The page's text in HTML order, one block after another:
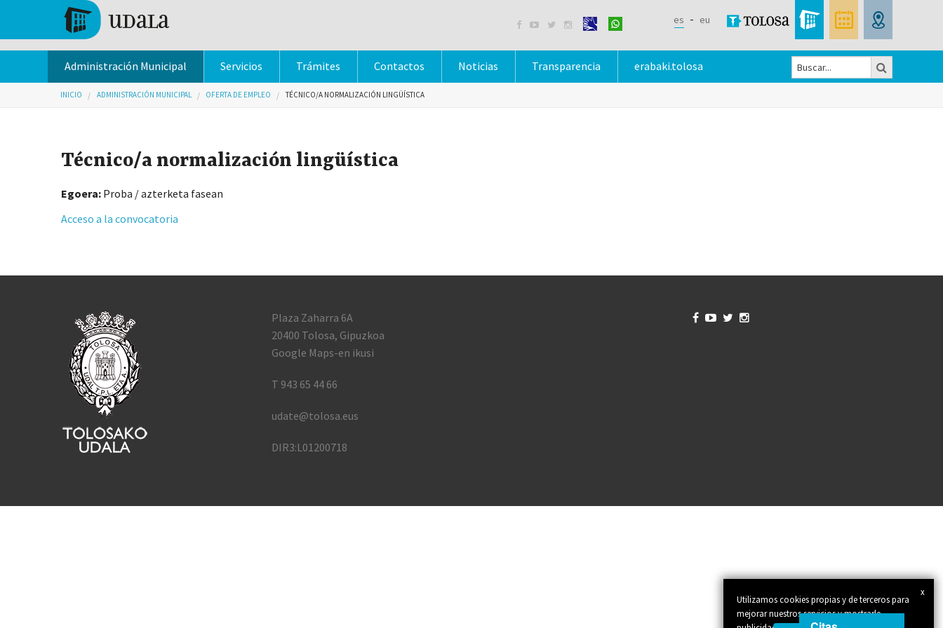
Pasar al contenido principal
    es eu
Formulario
Administración Municipal Servicios Trámites Contactos Noticias Transparencia erabaki.tolosa
Usted está aquí
INICIO ADMINISTRACIÓN MUNICIPAL OFERTA DE EMPLEO TÉCNICO/A NORMALIZACIÓN LINGÜÍSTICA
Técnico/a normalización lingüística
Egoera: Proba / azterketa fasean
Acceso a la convocatoria
x
Utilizamos cookies propias y de terceros para
mejorar nuestros servicios y mostrarle
Plaza Zaharra 6A
20400 Tolosa, Gipuzkoa
Google Maps-en ikusi
T 943 65 44 66
udate@tolosa.eus
DIR3:L01200718
   